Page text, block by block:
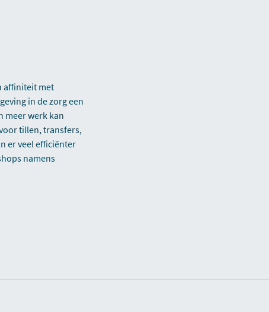
affiniteit met
in de zorg een
meer werk kan
tillen, transfers,
er veel efficiënter
namens